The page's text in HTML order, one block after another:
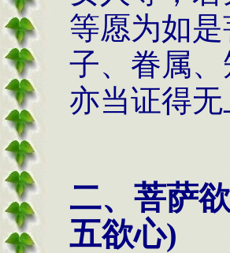
等愿为如
子、眷属
亦当证得
二、菩萨
五欲心)